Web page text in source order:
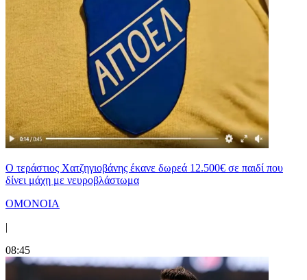
Ο τεράστιος Χατζηγιοβάνης έκανε δωρεά 12.500€ σε παιδί που
δίνει μάχη με νευροβλάστωμα
ΟΜΟΝΟΙΑ
|
08:45